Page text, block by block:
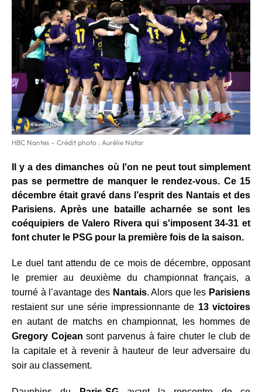
HBC Nantes – Crédit photo : Aurélie Notar
Il y a des dimanches où l'on ne peut tout simplement
pas se permettre de manquer le rendez-vous. Ce 15
décembre était gravé dans l’esprit des Nantais et des
Parisiens. Après une bataille acharnée se sont les
coéquipiers de Valero Rivera qui s'imposent 34-31 et
font chuter le PSG pour la première fois de la saison.
Le duel tant attendu de ce mois de décembre, opposant
le premier au deuxième du championnat français, a
tourné à l’avantage desNantais. Alors que les Parisiens
restaient sur une série impressionnante de 13 victoires
en autant de matchs en championnat, les hommes de
Gregory Cojean sont parvenus à faire chuter le club de
la capitale et à revenir à hauteur de leur adversaire du
soir au classement.